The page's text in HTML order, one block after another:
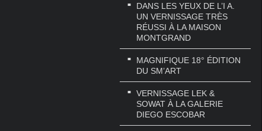
DANS LES YEUX DE L’I A.
UN VERNISSAGE TRÈS
RÉUSSI À LA MAISON
MONTGRAND
MAGNIFIQUE 18° ÉDITION
DU SM’ART
VERNISSAGE LEK &
SOWAT À LA GALERIE
DIEGO ESCOBAR